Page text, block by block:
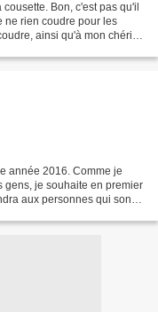
Bon, c'est pas qu'il
ne rien coudre pour les
ainsi qu'à mon chéri,
année 2016. Comme je
gens, je souhaite en premier
aux personnes qui sont